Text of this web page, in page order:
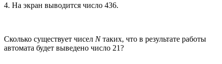
4. На экран выводится число 436.
Сколько существует чисел Nтаких, что в результате работы
автомата будет выведено число 21?